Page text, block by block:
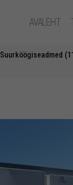
AVALEHT
Suurköögiseadmed